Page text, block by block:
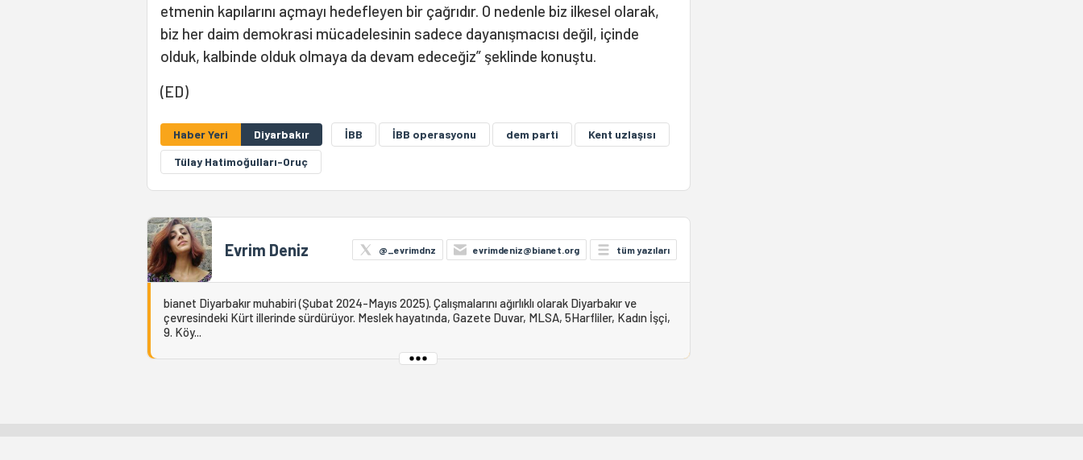
etmenin kapılarını açmayı hedefleyen bir çağrıdır. O nedenle biz ilkesel olarak,
biz her daim demokrasi mücadelesinin sadece dayanışmacısı değil, içinde
olduk, kalbinde olduk olmaya da devam edeceğiz” şeklinde konuştu.
(ED)
Haber Yeri Diyarbakır İBB İBB operasyonu dem parti
Kent uzlaşısı
Tülay Hatimoğulları-Oruç
Evrim Deniz @_evrimdnz evrimdeniz@bianet.org tüm yazıları
bianet Diyarbakır muhabiri (Şubat 2024-Mayıs 2025). Çalışmalarını ağırlıklı olarak Diyarbakır ve
çevresindeki Kürt illerinde sürdürüyor. Meslek hayatında, Gazete Duvar, MLSA, 5Harfliler, Kadın İşçi,
9. Köy...